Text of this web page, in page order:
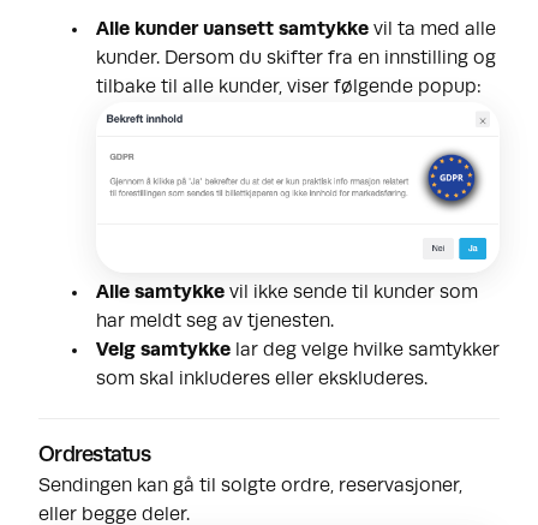
Alle kunder uansett samtykke vil ta med alle
kunder. Dersom du skifter fra en innstilling og
tilbake til alle kunder, viser følgende popup:
Alle samtykke vil ikke sende til kunder som
har meldt seg av tjenesten.
Velg samtykke lar deg velge hvilke samtykker
som skal inkluderes eller ekskluderes.
Ordrestatus
Sendingen kan gå til solgte ordre, reservasjoner,
eller begge deler.